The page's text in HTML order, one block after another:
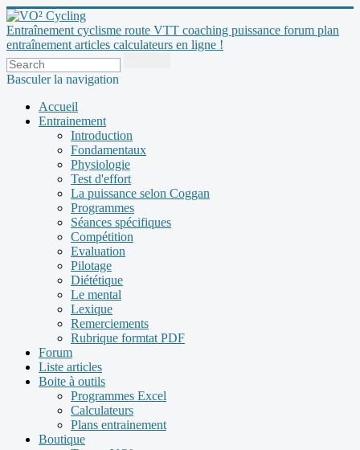
Entraînement cyclisme route VTT coaching puissance forum plan
entraînement articles calculateurs en ligne !
Basculer la navigation
Accueil
Entrainement
Introduction
Fondamentaux
Physiologie
Test d'effort
La puissance selon Coggan
Programmes
Séances spécifiques
Compétition
Evaluation
Pilotage
Diététique
Le mental
Lexique
Remerciements
Rubrique formtat PDF
Forum
Liste articles
Boite à outils
Programmes Excel
Calculateurs
Plans entrainement
Boutique